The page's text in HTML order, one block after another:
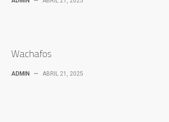
Wachafos
ADMIN — ABRIL 21, 2025